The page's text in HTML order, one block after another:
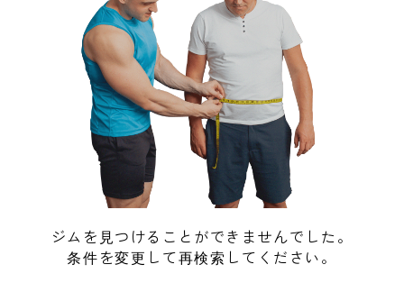
ジムを見つけることができませんでした。
条件を変更して再検索してください。